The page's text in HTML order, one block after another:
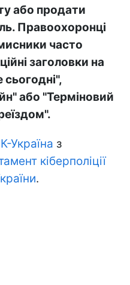
або продати
Правоохоронці
часто
заголовки на
або "Терміновий
Україна з
кіберполіції
.